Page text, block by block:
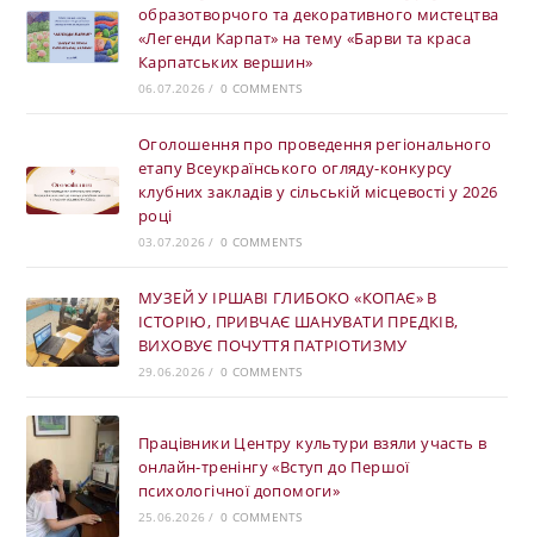
образотворчого та декоративного мистецтва
«Легенди Карпат» на тему «Барви та краса
Карпатських вершин»
06.07.2026 / 0 COMMENTS
Оголошення про проведення регіонального
етапу Всеукраїнського огляду-конкурсу
клубних закладів у сільській місцевості у 2026
році
03.07.2026 / 0 COMMENTS
МУЗЕЙ У ІРШАВІ ГЛИБОКО «КОПАЄ» В
ІСТОРІЮ, ПРИВЧАЄ ШАНУВАТИ ПРЕДКІВ,
ВИХОВУЄ ПОЧУТТЯ ПАТРІОТИЗМУ
29.06.2026 / 0 COMMENTS
Працівники Центру культури взяли участь в
онлайн-тренінгу «Вступ до Першої
психологічної допомоги»
25.06.2026 / 0 COMMENTS